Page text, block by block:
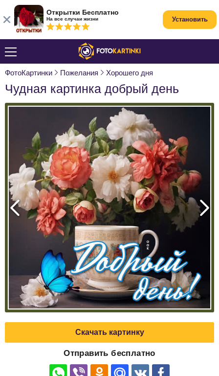
ФотоКартинки Пожелания Хорошего дня
Чудная картинка добрый день
Скачать картинку
Отправить бесплатно
Открытки Бесплатно
На все случаи жизни Установить